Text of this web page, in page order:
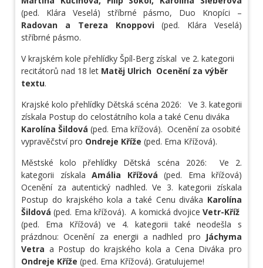
(ped. Klára Veselá) stříbrné pásmo, Duo Knopíci –
Radovan a Tereza Knoppovi(ped. Klára Veselá)
stříbrné pásmo.
V krajském kole přehlídky Špíl-Berg získal ve 2. kategorii
recitátorů nad 18 let Matěj Ulrich Ocenění za výběr
textu.
Krajské kolo přehlídky Dětská scéna 2026: Ve 3. kategorii
získala Postup do celostátního kola a také Cenu diváka
Karolína Šildová (ped. Ema křížová). Ocenění za osobité
vypravěčství pro Ondreje Kříže (ped. Ema Křížová).
Městské kolo přehlídky Dětská scéna 2026: Ve 2.
kategorii získala Amália Křížová (ped. Ema křížová)
Ocenění za autentický nadhled. Ve 3. kategorii získala
Postup do krajského kola a také Cenu diváka Karolína
Šildová(ped. Ema křížová). A komická dvojice Vetr-Kříž
(ped. Ema Křížová) ve 4. kategorii také neodešla s
prázdnou: Ocenění za energii a nadhled pro Jáchyma
Vetra a Postup do krajského kola a Cena Diváka pro
Ondreje Kříže (ped. Ema Křížová). Gratulujeme!